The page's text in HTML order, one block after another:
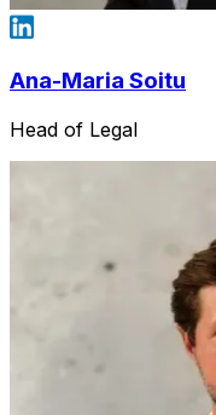
Ana-Maria Soitu
Head of Legal